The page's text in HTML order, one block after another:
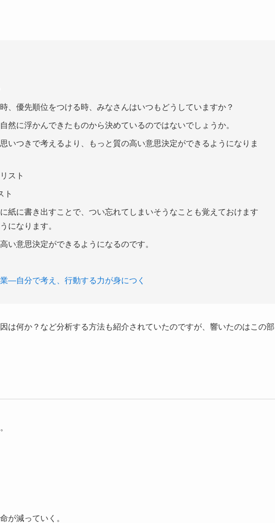
、優先順位をつける時、みなさんはいつもどうしていますか？
然に浮かんできたものから決めているのではないでしょうか。
いつきで考えるより、もっと質の高い意思決定ができるようになりま
スト
ト
紙に書き出すことで、つい忘れてしまいそうなことも覚えておけます
になります。
い意思決定ができるようになるのです。
―自分で考え、行動する力が身につく
は何か？など分析する方法も紹介されていたのですが、響いたのはこの部
が減っていく。